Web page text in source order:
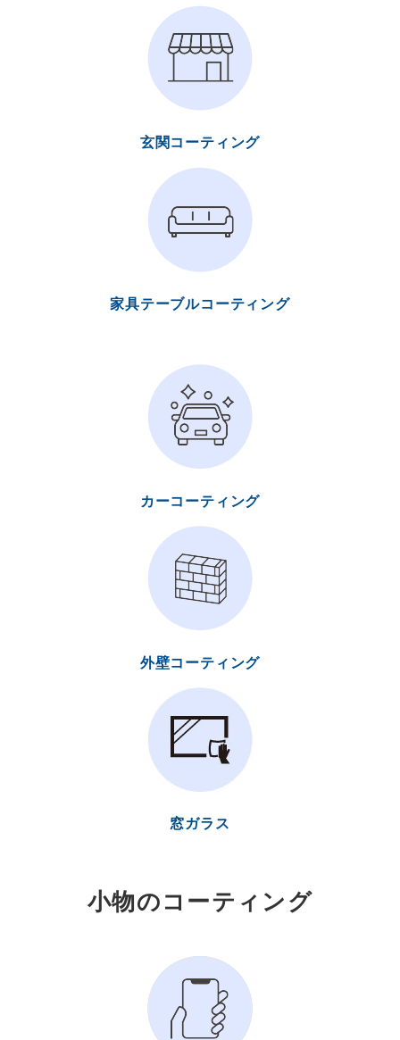
玄関コーティング
家具テーブルコーティング
カーコーティング
外壁コーティング
窓ガラス
小物のコーティング